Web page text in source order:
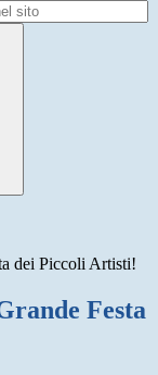
dei Piccoli Artisti!
Festa